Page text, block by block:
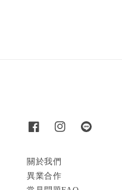
關於我們
異業合作